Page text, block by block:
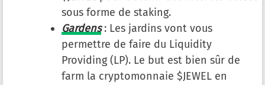
sous forme de staking.
Gardens : Les jardins vont vous
permettre de faire du Liquidity
Providing (LP). Le but est bien sûr de
farm la cryptomonnaie $JEWEL en